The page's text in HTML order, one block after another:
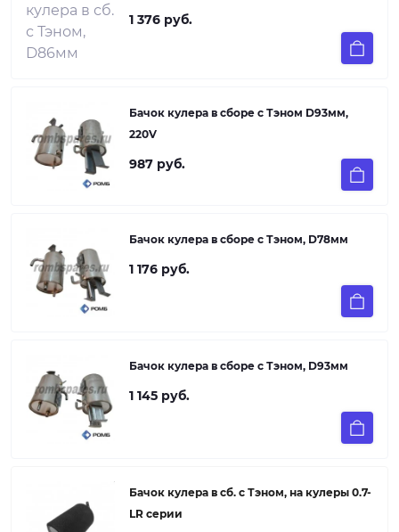
1 376 руб.
Бачок кулера в сборе с Тэном D93мм,
220V
987 руб.
Бачок кулера в сборе с Тэном, D78мм
1 176 руб.
Бачок кулера в сборе с Тэном, D93мм
1 145 руб.
Бачок кулера в сб. с Тэном, на кулеры 0.7-
LR серии